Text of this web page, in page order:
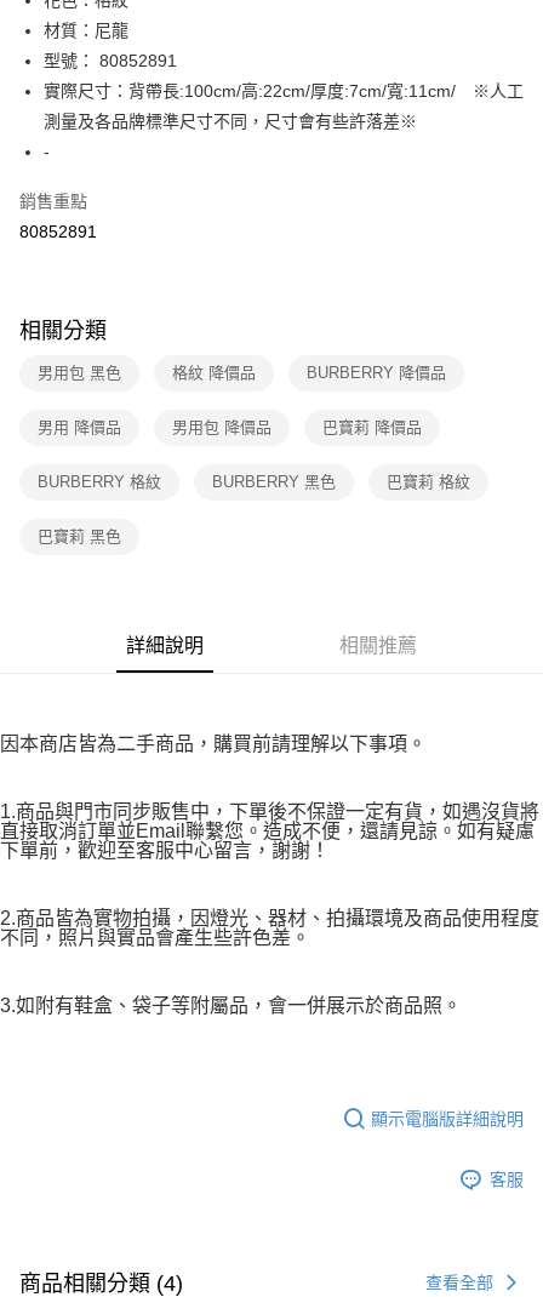
１．簡單：不需註冊會員、不需綁卡、不需儲值。
３．安心：先確認商品／服務後，再付款。
【「AFTEE先享後付」結帳流程】
１．於結帳方式選擇「AFTEE先享後付」後，將跳轉至「AFTEE先享後付」
結帳頁面，進行簡訊認證並確認金額後，即可完成結帳。
３．收到繳費通知簡訊後14天內，點擊此簡訊中的連結，可透過四大超商／
※ 請注意：結帳手續完成當下不需立刻繳費，但若您需要取消訂單，請聯絡
是否繳費成功／繳費後需取消欲退款等相關疑問，請聯繫「AFTEE先享後付
１．透過由恩沛科技股份有限公司提供之「AFTEE先享後付」服務完成之交
易，需依本服務之必要範圍內提供個人資料，並將交易相關給付款項請求債
２．關於個人資料處理事宜，請瀏覽以下網址：
３．未成年的使用者請事先徵得法定代理人或監護人之同意方可使用
「AFTEE先享後付」，若未經同意申辦者引起之損失，本公司不負相關責
請求用戶進行身份認證。
５．嚴禁一人註冊多個帳號或使用他人資訊註冊。若發現惡意使用之情形，
恩沛科技股份有限公司將有權停止該用戶之使用額度並採取法律行動。
全家取貨付款
免運費
宅配
免運費
材質：尼龍
型號： 80852891
實際尺寸：背帶長:100cm/高:22cm/厚度:7cm/寬:11cm/ ※人工
測量及各品牌標準尺寸不同，尺寸會有些許落差※
-
銷售重點
80852891
相關分類
男用包 黑色 格紋 降價品 BURBERRY 降價品
男用 降價品 男用包 降價品 巴寶莉 降價品
BURBERRY 格紋 BURBERRY 黑色 巴寶莉 格紋
巴寶莉 黑色
詳細說明 相關推薦
因本商店皆為二手商品，購買前請理解以下事項。
1.商品與門市同步販售中，下單後不保證一定有貨，如遇沒貨將
直接取消訂單並Email聯繫您。造成不便，還請見諒。如有疑慮
下單前，歡迎至客服中心留言，謝謝！
2.商品皆為實物拍攝，因燈光、器材、拍攝環境及商品使用程度
不同，照片與實品會產生些許色差。
3.如附有鞋盒、袋子等附屬品，會一併展示於商品照。
顯示電腦版詳細說明
客服
商品相關分類 (4) 查看全部